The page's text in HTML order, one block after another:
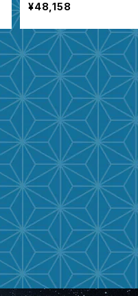
¥48,158